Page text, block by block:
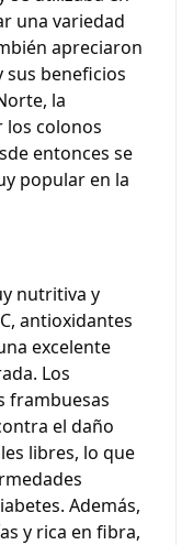
una variedad
apreciaron
sus beneficios
la
los colonos
entonces se
popular en la
nutritiva y
antioxidantes
excelente
Los
frambuesas
el daño
libres, lo que
Además,
y rica en fibra,